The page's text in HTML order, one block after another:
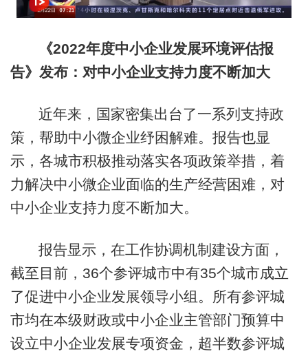
《2022年度中小企业发展环境评估报
告》发布：对中小企业支持力度不断加大
近年来，国家密集出台了一系列支持政
策，帮助中小微企业纾困解难。报告也显
示，各城市积极推动落实各项政策举措，着
力解决中小微企业面临的生产经营困难，对
中小企业支持力度不断加大。
报告显示，在工作协调机制建设方面，
截至目前，36个参评城市中有35个城市成立
了促进中小企业发展领导小组。所有参评城
市均在本级财政或中小企业主管部门预算中
设立中小企业发展专项资金，超半数参评城